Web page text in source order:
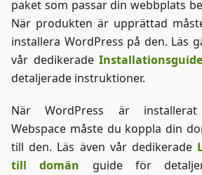
paket som passar din webbplats
När produkten är upprättad
installera WordPress på den. Läs
vår dedikeradeInstallationsguide
detaljerade instruktioner.
När WordPress är
Webspace måste du koppla din
till den. Läs även vår dedikerade
till domän guide för